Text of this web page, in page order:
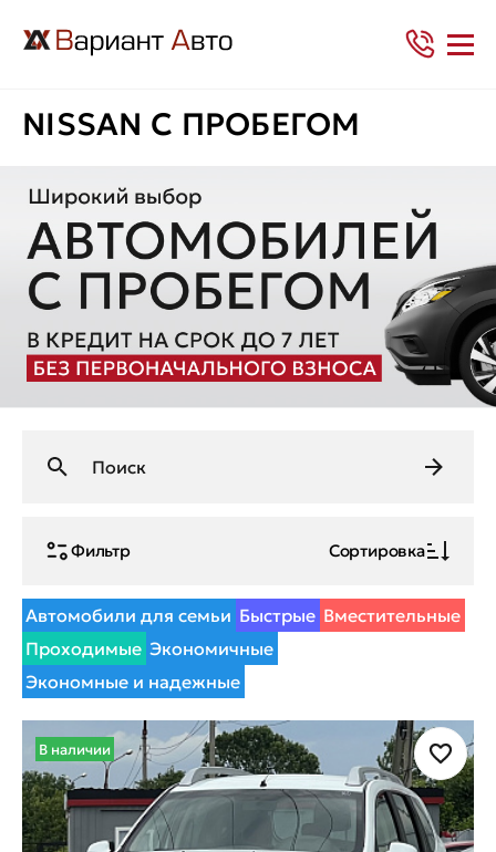
NISSAN С ПРОБЕГОМ
Фильтр Сортировка
Автомобили для семьи Быстрые Вместительные
Проходимые Экономичные
Экономные и надежные
В наличии